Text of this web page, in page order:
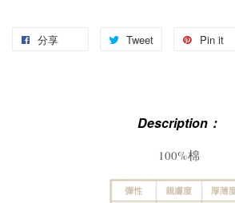
分享 Tweet Pin it
Description：
100%棉